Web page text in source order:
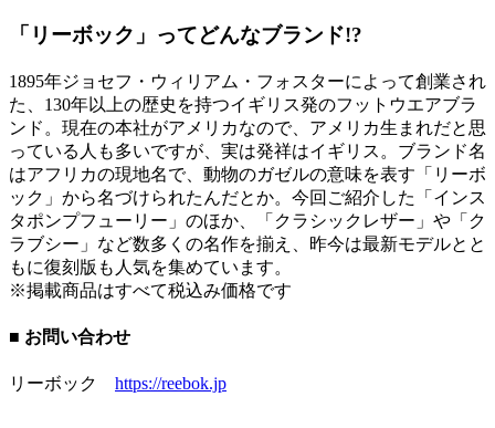
「リーボック」ってどんなブランド!?
1895年ジョセフ・ウィリアム・フォスターによって創業され
た、130年以上の歴史を持つイギリス発のフットウエアブラ
ンド。現在の本社がアメリカなので、アメリカ生まれだと思
っている人も多いですが、実は発祥はイギリス。ブランド名
はアフリカの現地名で、動物のガゼルの意味を表す「リーボ
ック」から名づけられたんだとか。今回ご紹介した「インス
タポンプフューリー」のほか、「クラシックレザー」や「ク
ラブシー」など数多くの名作を揃え、昨今は最新モデルとと
もに復刻版も人気を集めています。
※掲載商品はすべて税込み価格です
■ お問い合わせ
リーボック https://reebok.jp